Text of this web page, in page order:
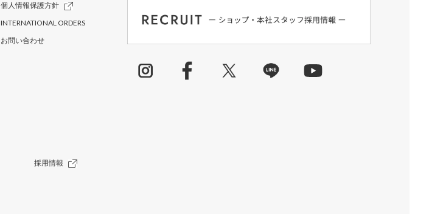
個人情報保護方針
INTERNATIONAL ORDERS
お問い合わせ
採用情報